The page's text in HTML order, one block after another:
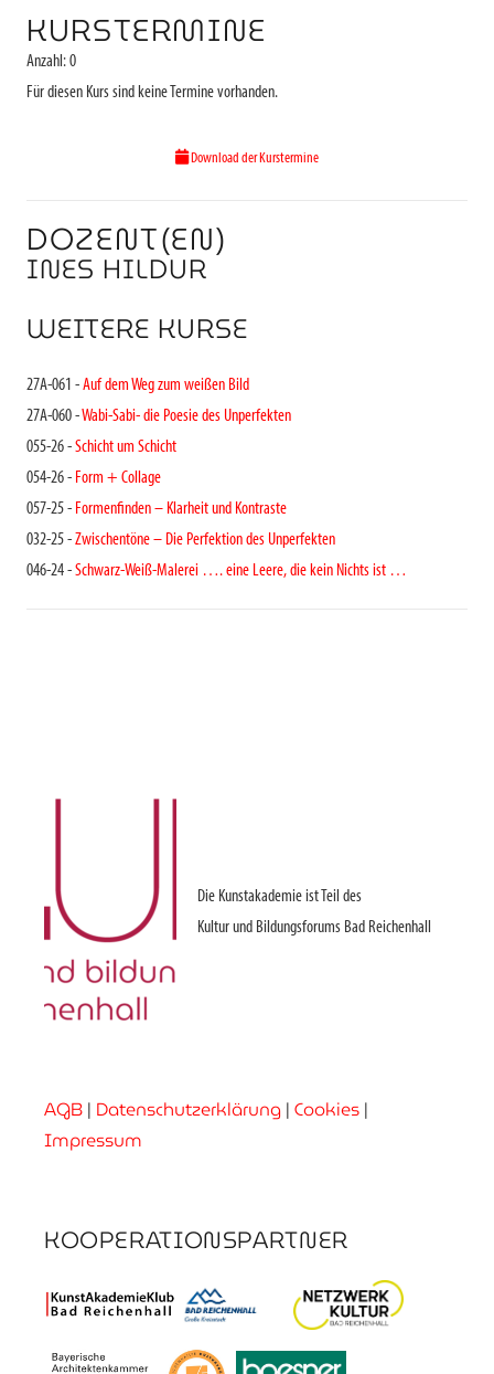
KURSTERMINE
Anzahl: 0
Für diesen Kurs sind keine Termine vorhanden.
Download der Kurstermine
DOZENT(EN)
INES HILDUR
WEITERE KURSE
27A-061 -Auf dem Weg zum weißen Bild
27A-060 -Wabi-Sabi- die Poesie des Unperfekten
055-26 -Schicht um Schicht
054-26 - Form + Collage
057-25 - Formenfinden – Klarheit und Kontraste
032-25 -Zwischentöne – Die Perfektion des Unperfekten
046-24 -Schwarz-Weiß-Malerei …. eine Leere, die kein Nichts ist …
Die Kunstakademie ist Teil des
Kultur und Bildungsforums Bad Reichenhall
AGB | Datenschutzerklärung | Cookies |
Impressum
KOOPERATIONSPARTNER